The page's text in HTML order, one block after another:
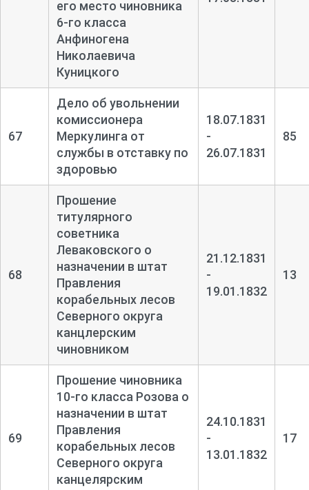
его место чиновника
6-го класса
Анфиногена
Николаевича
Куницкого
67
Дело об увольнении
комиссионера
Меркулинга от
службы в отставку по
здоровью
18.07.1831
-
26.07.1831
85
68
Прошение
титулярного
советника
Леваковского о
назначении в штат
Правления
корабельных лесов
Северного округа
канцлерским
чиновником
21.12.1831
-
19.01.1832
13
69
Прошение чиновника
10-го класса Розова о
назначении в штат
Правления
корабельных лесов
Северного округа
канцелярским
24.10.1831
-
13.01.1832
17